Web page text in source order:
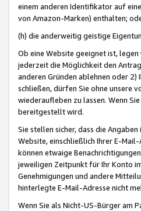
einem anderen Identifikator auf
von Amazon-Marken) enthalten;
(h) die anderweitig geistige
Ob eine Website geeignet ist,
jederzeit die Möglichkeit den
anderen Gründen ablehnen oder
schließen, dürfen Sie ohne unsere
wiederaufleben zu lassen. Wenn
bereitgestellt wird.
Sie stellen sicher, dass die
Website, einschließlich Ihrer E-
können etwaige
jeweiligen Zeitpunkt für Ihr Konto
Genehmigungen und andere
hinterlegte E-Mail-Adresse nicht
Wenn Sie als Nicht-US-Bürger am